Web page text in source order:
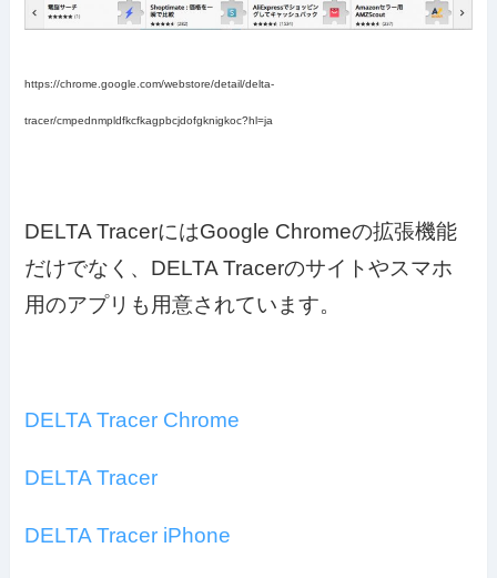
https://chrome.google.com/webstore/detail/delta-
tracer/cmpednmpldfkcfkagpbcjdofgknigkoc?hl=ja
DELTA TracerにはGoogle Chromeの拡張機能
だけでなく、DELTA Tracerのサイトやスマホ
用のアプリも用意されています。
DELTA Tracer Chrome
DELTA Tracer
DELTA Tracer iPhone